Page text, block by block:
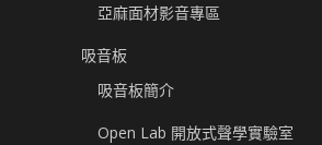
亞麻面材影音專區
吸音板
吸音板簡介
Open Lab 開放式聲學實驗室